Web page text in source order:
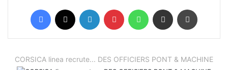
Facebook Linkedin Pinterest WhatsAppPartager par email
CORSICA linea recrute... DES OFFICIERS PONT & MACHINE